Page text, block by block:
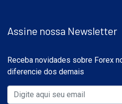
Assine nossa Newsletter
Receba novidades sobre Forex
diferencie dos demais